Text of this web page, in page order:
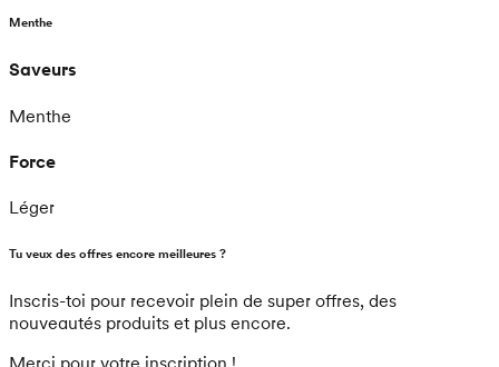
Menthe
Saveurs
Menthe
Force
Léger
Tu veux des offres encore meilleures ?
Inscris-toi pour recevoir plein de super offres, des
nouveautés produits et plus encore.
Merci pour votre inscription !